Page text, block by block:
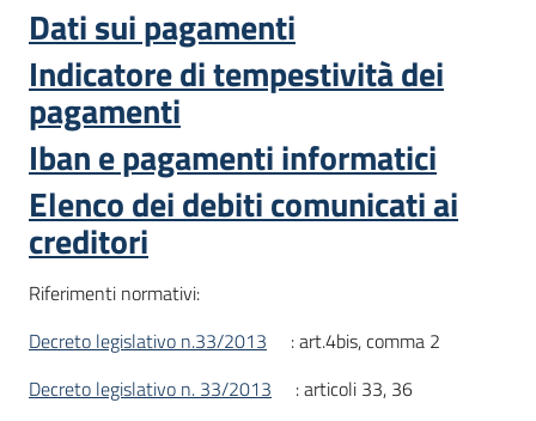
Servizi
Leggi
Atti
Bandi
Programmi
Progetti
Dati sui pagamenti
Indicatore di tempestività dei
pagamenti
Iban e pagamenti informatici
Elenco dei debiti comunicati ai
creditori
Riferimenti normativi:
Decreto legislativo n.33/2013
: art.4bis, comma 2
Decreto legislativo n. 33/2013
: articoli 33, 36